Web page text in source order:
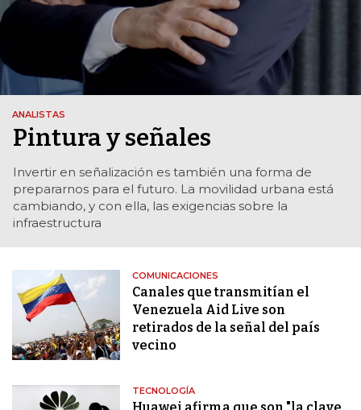
ANALISTAS
Pintura y señales
Invertir en señalización es también una forma de
prepararnos para el futuro. La movilidad urbana está
cambiando, y con ella, las exigencias sobre la
infraestructura
COMUNICACIONES
Canales que transmitían el
Venezuela Aid Live son
retirados de la señal del país
vecino
TECNOLOGÍA